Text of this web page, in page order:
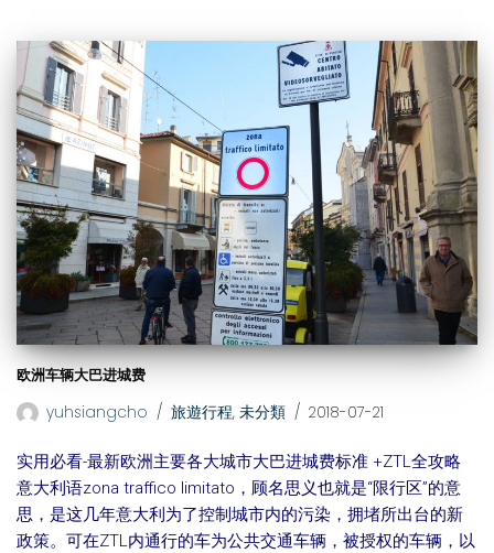
欧洲车辆大巴进城费
yuhsiangcho
旅遊行程, 未分類 2018-07-21
实用必看-最新欧洲主要各大城市大巴进城费标准 +ZTL全攻略
意大利语zona traffico limitato，顾名思义也就是“限行区”的意
思，是这几年意大利为了控制城市内的污染，拥堵所出台的新
政策。可在ZTL内通行的车为公共交通车辆，被授权的车辆，以